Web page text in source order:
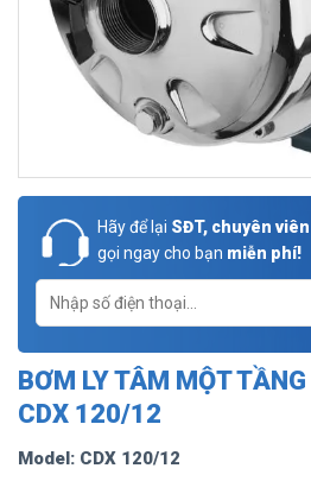
Hãy để lại SĐT, chuyên viên
gọi ngay cho bạn miễn phí!
BƠM LY TÂM MỘT
CDX 120/12
Model: CDX 120/12